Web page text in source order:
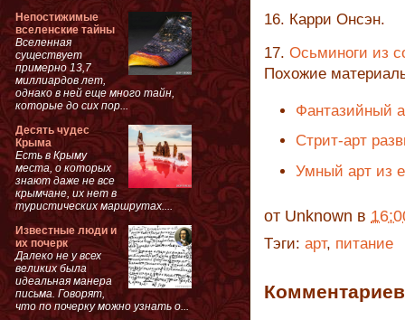
16. Карри Онсэн.
17. Осьминоги из
Похожие
Фантазийный
Стрит-арт
Умный арт из
от Unknown в
Тэги: арт, питание
Непостижимые
вселенские тайны
Вселенная
существует
примерно 13,7
миллиардов лет,
однако в ней еще много тайн,
которые до сих пор...
Десять чудес
Крыма
Есть в Крыму
места, о которых
знают даже не все
крымчане, их нет в
туристических маршрутах....
Известные люди и
их почерк
Далеко не у всех
великих была
идеальная манера
письма. Говорят,
что по почерку можно узнать о...